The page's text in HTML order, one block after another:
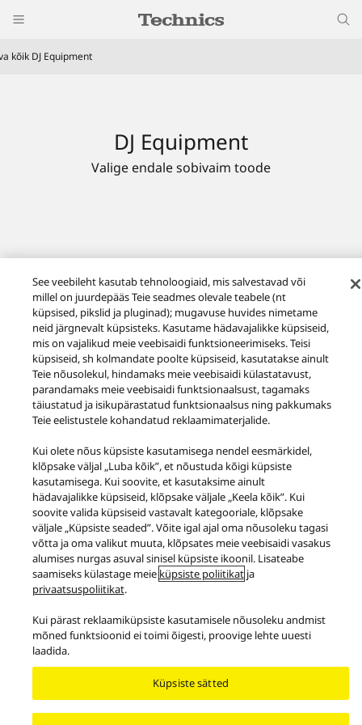
kõik DJ Equipment
Valige endale sobivaim toode
DJ Equipment
Tooted DJ Equipment
Tingimused
Privaatsustingimused
Küpsiste kasutamise poliitika
Juurdepääs
Teata takistustest
EU Data Act
SEADUSEST TULENEV VASTUTUS
Area/Country
Copyright © 2026 Panasonic Marketing Europe GmbH
See veebileht kasutab tehnoloogiaid, mis salvestavad või
millel on juurdepääs Teie seadmes olevale teabele (nt
küpsised, pikslid ja pluginad); mugavuse huvides nimetame
neid järgnevalt küpsisteks. Kasutame hädavajalikke küpsiseid,
mis on vajalikud meie veebisaidi funktsioneerimiseks. Teisi
küpsiseid, sh kolmandate poolte küpsiseid, kasutatakse ainult
Teie nõusolekul, hindamaks meie veebisaidi külastatavust,
parandamaks meie veebisaidi funktsionaalsust, tagamaks
täiustatud ja isikupärastatud funktsionaalsus ning pakkumaks
Teie eelistustele kohandatud reklaamimaterjalide.
Kui olete nõus küpsiste kasutamisega nendel eesmärkidel,
klõpsake väljal „Luba kõik”, et nõustuda kõigi küpsiste
kasutamisega. Kui soovite, et kasutaksime ainult
hädavajalikke küpsiseid, klõpsake väljale „Keela kõik”. Kui
soovite valida küpsiseid vastavalt kategooriale, klõpsake
väljale „Küpsiste seaded”. Võite igal ajal oma nõusoleku tagasi
võtta ja oma valikut muuta, klõpsates meie veebisaidi vasakus
alumises nurgas asuval sinisel küpsiste ikoonil. Lisateabe
saamiseks külastage meie küpsiste poliitikatja
privaatsuspoliitikat.
Kui pärast reklaamiküpsiste kasutamisele nõusoleku andmist
mõned funktsioonid ei toimi õigesti, proovige lehte uuesti
laadida.
Küpsiste sätted